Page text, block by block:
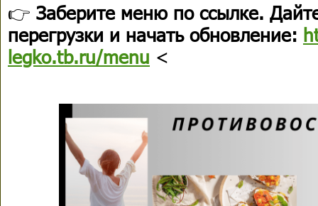
👉 Заберите меню по ссылке.
перегрузки и начать обновление:
legko.tb.ru/menu <